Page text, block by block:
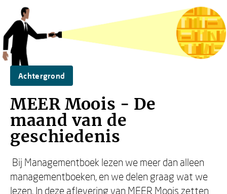
Achtergrond
MEER Moois - De
maand van de
geschiedenis
Bij Managementboek lezen we meer dan alleen
managementboeken, en we delen graag wat we
lezen. In deze aflevering van MEER Moois zetten